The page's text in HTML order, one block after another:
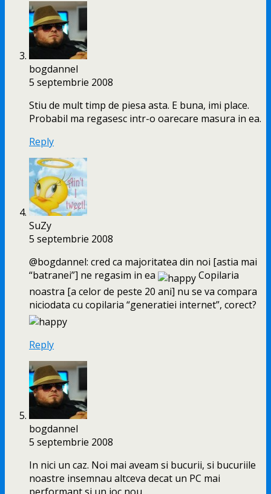
bogdannel
5 septembrie 2008
Stiu de mult timp de piesa asta. E buna, imi place.
Probabil ma regasesc intr-o oarecare masura in ea.
Reply
SuZy
5 septembrie 2008
@bogdannel: cred ca majoritatea din noi [astia mai
“batranei”] ne regasim in ea
Copilaria
noastra [a celor de peste 20 ani] nu se va compara
niciodata cu copilaria “generatiei internet”, corect?
Reply
bogdannel
5 septembrie 2008
In nici un caz. Noi mai aveam si bucurii, si bucuriile
noastre insemnau altceva decat un PC mai